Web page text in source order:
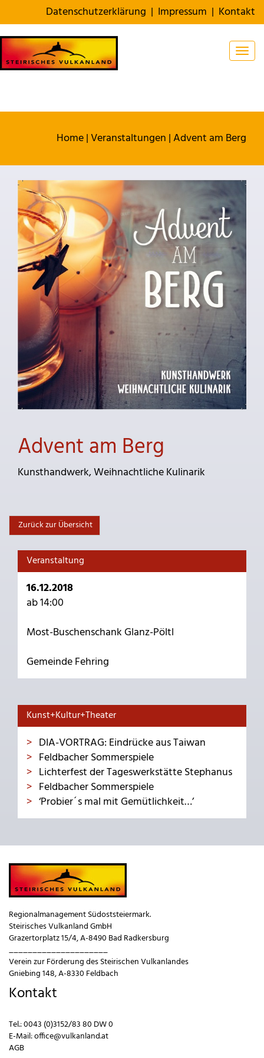
Datenschutzerklärung | Impressum | Kontakt
Home|Veranstaltungen |Advent am Berg
Advent am Berg
Kunsthandwerk, Weihnachtliche Kulinarik
Zurück zur Übersicht
Veranstaltung
16.12.2018
ab 14:00
Most-Buschenschank Glanz-Pöltl
Gemeinde Fehring
Kunst+Kultur+Theater
DIA-VORTRAG: Eindrücke aus Taiwan
Feldbacher Sommerspiele
Lichterfest der Tageswerkstätte Stephanus
Feldbacher Sommerspiele
‘Probier´s mal mit Gemütlichkeit…’
Regionalmanagement Südoststeiermark.
Steirisches Vulkanland GmbH
Grazertorplatz 15/4, A-8490 Bad Radkersburg
_____________________
Verein zur Förderung des Steirischen Vulkanlandes
Gniebing 148, A-8330 Feldbach
Kontakt
Tel.:0043 (0)3152/83 80 DW 0
E-Mail:office@vulkanland.at
AGB